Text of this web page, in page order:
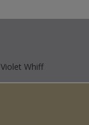
Violet Whiff